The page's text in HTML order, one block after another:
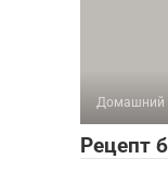
Домашний
Рецепт